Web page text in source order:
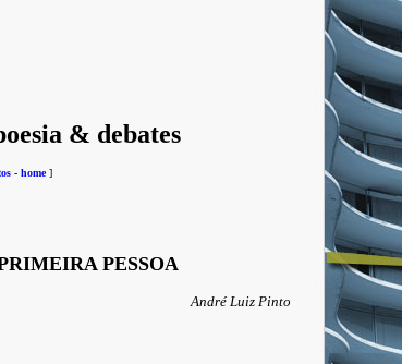
& debates
- home ]
PESSOA
André Luiz Pinto